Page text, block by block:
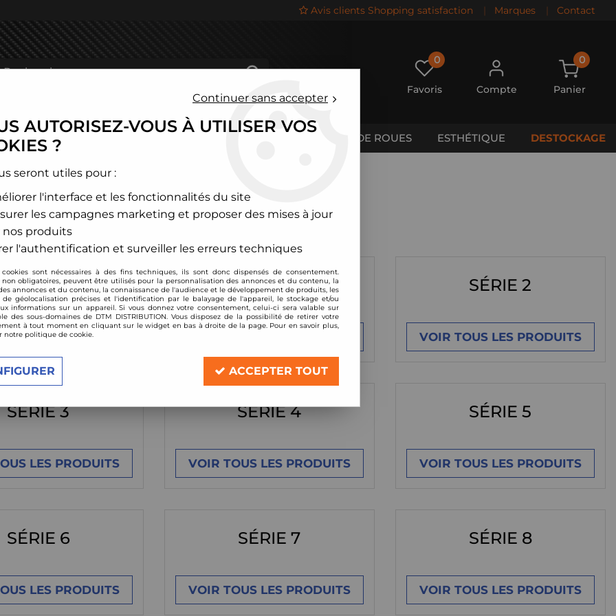
Avis clients Shopping satisfaction | Marques | Contact
0
Favoris Compte
0
Panier
CALES DE ROUES ESTHÉTIQUE DESTOCKAGE
sport >Bmw
BMW
I8
LES PRODUITS
SÉRIE 1 SÉRIE 2
VOIR TOUS LES PRODUITS
SÉRIE 3
LES PRODUITS
SÉRIE 4
VOIR TOUS LES PRODUITS
SÉRIE 5
VOIR TOUS LES PRODUITS
SÉRIE 6
LES PRODUITS
SÉRIE 7
VOIR TOUS LES PRODUITS
SÉRIE 8
VOIR TOUS LES PRODUITS
Continuer sans accepter
AUTORISEZ-VOUS À UTILISER VOS
?
seront utiles pour :
l'interface et les fonctionnalités du site
les campagnes marketing et proposer des mises à jour
nos produits
l'authentification et surveiller les erreurs techniques
cookies sont nécessaires à des fins techniques, ils sont donc dispensés de consentement.
non obligatoires, peuvent être utilisés pour la personnalisation des annonces et du contenu, la
annonces et du contenu, la connaissance de l'audience et le développement de produits, les
de géolocalisation précises et l'identification par le balayage de l'appareil, le stockage et/ou
informations sur un appareil. Si vous donnez votre consentement, celui-ci sera valable sur
des sous-domaines de DTM DISTRIBUTION. Vous disposez de la possibilité de retirer votre
à tout moment en cliquant sur le widget en bas à droite de la page. Pour en savoir plus,
notre politique de cookie.
ACCEPTER TOUT